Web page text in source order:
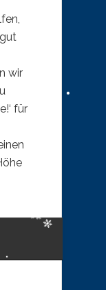
wir
für